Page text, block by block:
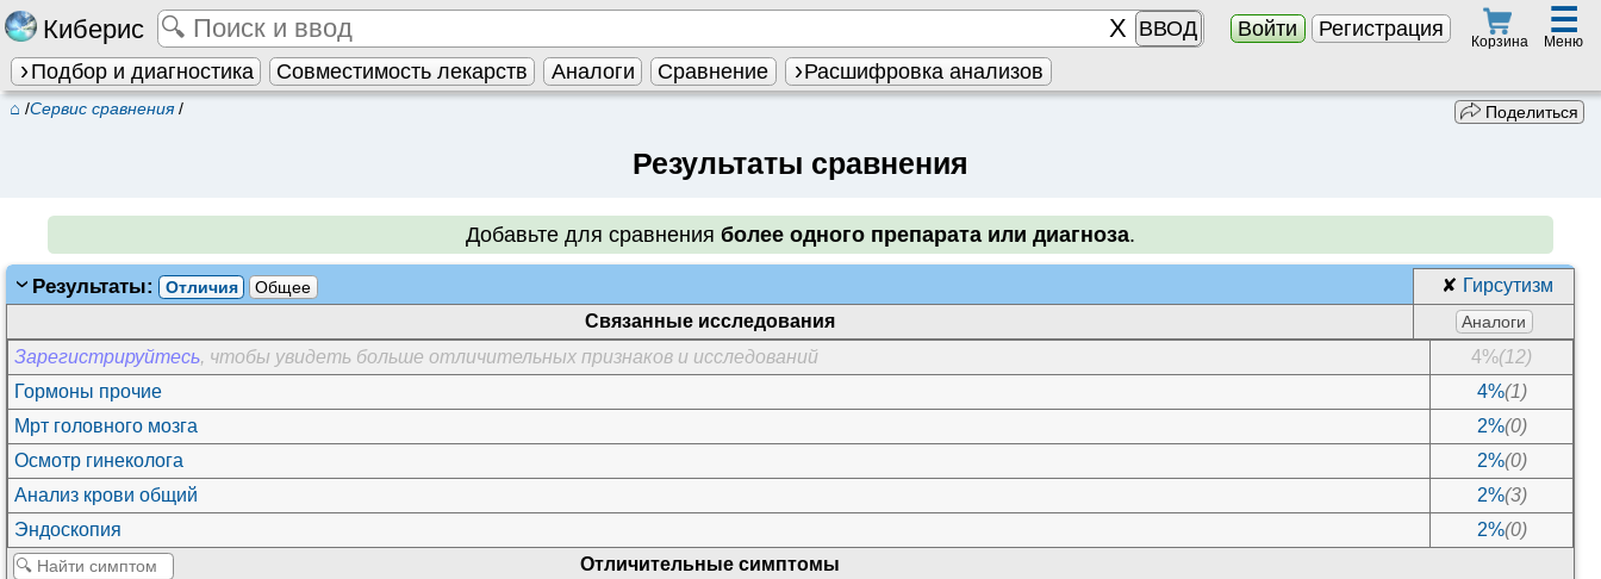
Киберис ВВОД Войти Регистрация
Корзина
☰
Меню
Подбор и диагностика Совместимость лекарств Аналоги Сравнение Расшифровка анализов
⌂ /Сервис сравнения/ Поделиться
Результаты сравнения
Добавьте для сравнения более одного препарата или диагноза.
Результаты: Отличия Общее ✘ Гирсутизм
Связанные исследования
Аналоги
Зарегистрируйтесь, чтобы увидеть больше отличительных признаков и исследований 4%(12)
Гормоны прочие
4%(1)
Мрт головного мозга
2%(0)
Осмотр гинеколога
2%(0)
Анализ крови общий
2%(3)
Эндоскопия
2%(0)
МРТ органа
Отличительные симптомы